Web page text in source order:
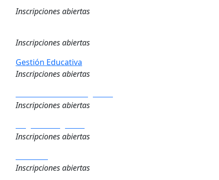
Inscripciones abiertas
Inscripciones abiertas
Gestión Educativa
Inscripciones abiertas
Inscripciones abiertas
Inscripciones abiertas
Inscripciones abiertas